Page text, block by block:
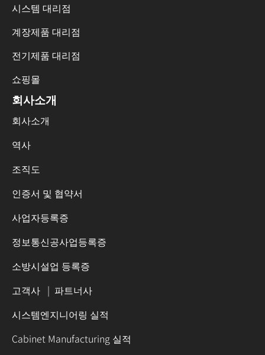
시스템 대리점
계장제품 대리점
전기제품 대리점
쇼핑몰
회사소개
회사소개
역사
조직도
인증서 및 협약서
사업자등록증
정보통신공사업등록증
소방시설업 등록증
고객사 | 파트너사
시스템엔지니어링 실적
Cabinet Manufacturing 실적